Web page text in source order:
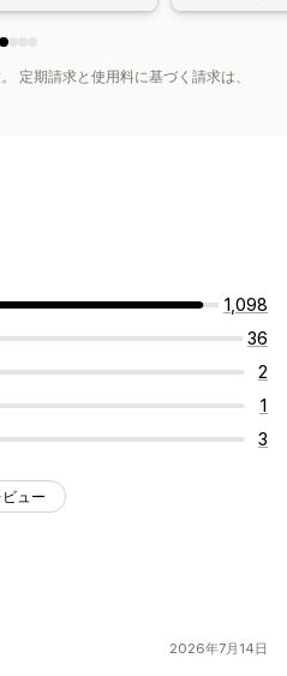
定期請求と使用料に基づく請求は、
1,098
36
2
1
3
ュー
2026年7月14日